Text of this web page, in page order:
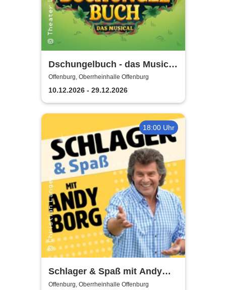
Dschungelbuch - das Musical
| Theater Liberi
Offenburg, Oberrheinhalle Offenburg
10.12.2026 - 29.12.2026
18:00 Uhr
Schlager & Spaß mit Andy
Borg und Gästen
Offenburg, Oberrheinhalle Offenburg